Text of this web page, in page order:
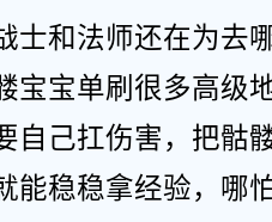
士和法师还在为去
宝宝单刷很多高级
自己扛伤害，把骷
能稳稳拿经验，哪